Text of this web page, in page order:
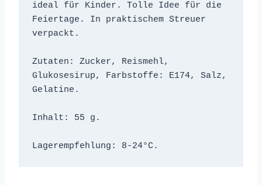
ideal für Kinder. Tolle Idee für die
Feiertage. In praktischem Streuer
verpackt.
Zutaten: Zucker, Reismehl,
Glukosesirup, Farbstoffe: E174, Salz,
Gelatine.
Inhalt: 55 g.